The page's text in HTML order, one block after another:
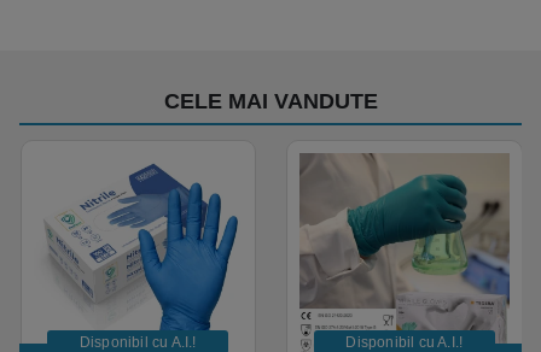
CELE MAI VANDUTE
Disponibil cu A.I.​! Disponibil cu A.I.​!